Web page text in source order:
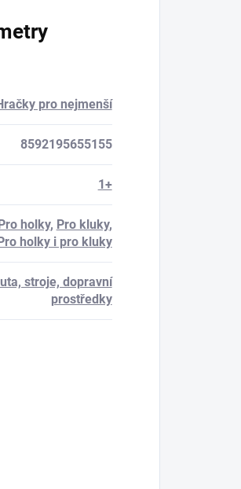
pro nejmenší
8592195655155
1+
Pro holky, Pro kluky,
Pro holky i pro kluky
stroje, dopravní
prostředky